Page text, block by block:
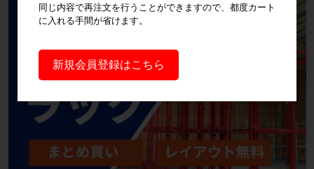
同じ内容で再注文を行うことができますので、都度カート
に入れる手間が省けます。
新規会員登録はこちら